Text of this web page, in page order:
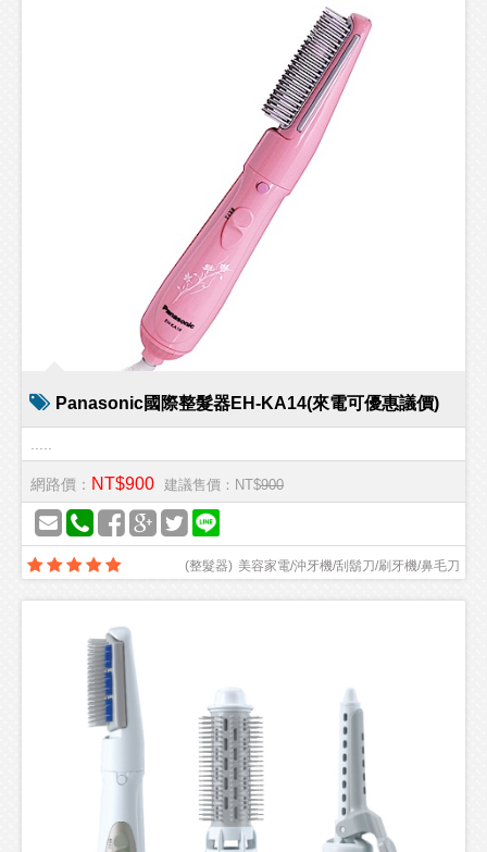
Panasonic國際整髮器EH-KA14(來電可優惠議價)
網路價： NT$900 建議售價：NT$900
美容家電/沖牙機/刮鬍刀/刷牙機/鼻毛刀
(整髮器)